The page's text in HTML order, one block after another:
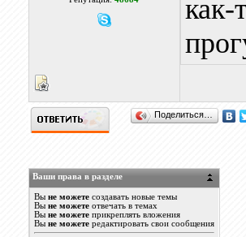
как-
Поделиться…
Ваши права в разделе
Вы не можетесоздавать новые темы
Вы не можетеотвечать в темах
Вы не можетеприкреплять вложения
Вы не можетередактировать свои сообщения